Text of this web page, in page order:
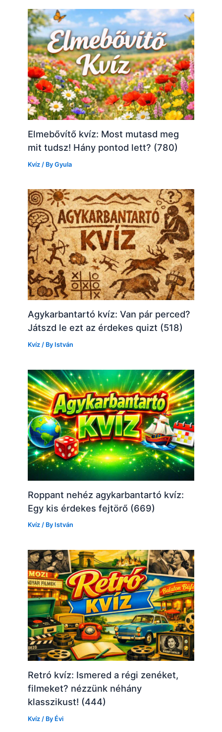
Elmebővítő kvíz: Most mutasd meg
mit tudsz! Hány pontod lett? (780)
Kvíz / ByGyula
Agykarbantartó kvíz: Van pár perced?
Játszd le ezt az érdekes quizt (518)
Kvíz / By István
Roppant nehéz agykarbantartó kvíz:
Egy kis érdekes fejtörő (669)
Kvíz / By István
Retró kvíz: Ismered a régi zenéket,
filmeket? nézzünk néhány
klasszikust! (444)
Kvíz / By Évi